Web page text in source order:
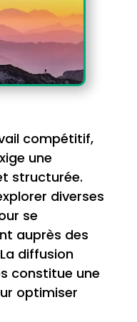
compétitif,
une
structurée.
diverses
se
auprès des
diffusion
constitue une
optimiser